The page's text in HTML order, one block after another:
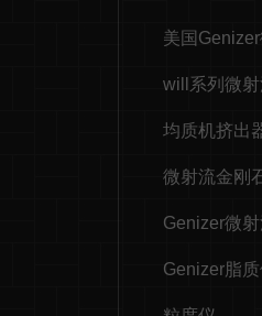
美国
will系列微
均质机挤出
微射流金刚
Genizer微
Genizer脂